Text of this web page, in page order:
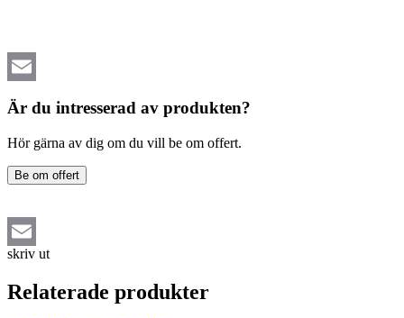
Email
Är du intresserad av produkten?
Hör gärna av dig om du vill be om offert.
Be om offert
Email
skriv ut
Relaterade produkter